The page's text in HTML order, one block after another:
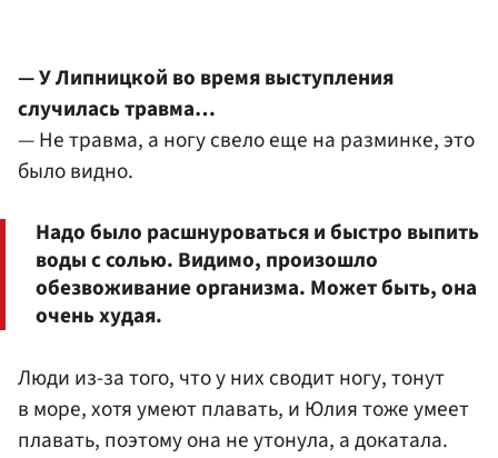
— У Липницкой во время выступления
случилась травма…
— Не травма, а ногу свело еще на разминке, это
было видно.
Надо было расшнуроваться и быстро выпить
воды с солью. Видимо, произошло
обезвоживание организма. Может быть, она
очень худая.
Люди из-за того, что у них сводит ногу, тонут
в море, хотя умеют плавать, и Юлия тоже умеет
плавать, поэтому она не утонула, а докатала.